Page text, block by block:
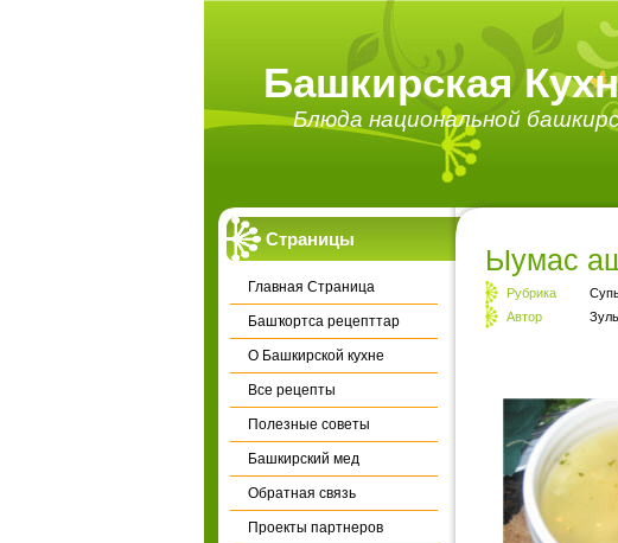
Башкирская
Блюда национальной
Страницы
Главная Страница
Башҡортса рецепттар
О Башкирской кухне
Все рецепты
Полезные советы
Башкирский мед
Обратная связь
Проекты партнеров
Ыумас
Рубрика
Автор